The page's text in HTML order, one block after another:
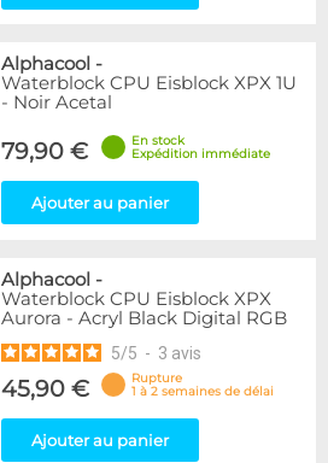
Alphacool -
Waterblock CPU Eisblock XPX 1U
- Noir Acetal
79,90 €
En stock
Expédition immédiate
Ajouter au panier
Alphacool -
Waterblock CPU Eisblock XPX
Aurora - Acryl Black Digital RGB
5/5 - 3 avis
45,90 €
Rupture
1 à 2 semaines de délai
Ajouter au panier